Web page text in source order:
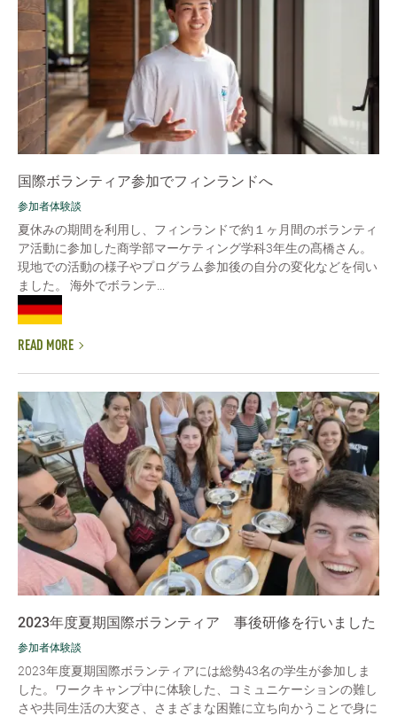
国際ボランティア参加でフィンランドへ
参加者体験談
夏休みの期間を利用し、フィンランドで約１ヶ月間のボランティ
ア活動に参加した商学部マーケティング学科3年生の髙橋さん。
現地での活動の様子やプログラム参加後の自分の変化などを伺い
ました。 海外でボランテ...
READ MORE
2023年度夏期国際ボランティア 事後研修を行いました
参加者体験談
2023年度夏期国際ボランティアには総勢43名の学生が参加しま
した。ワークキャンプ中に体験した、コミュニケーションの難し
さや共同生活の大変さ、さまざまな困難に立ち向かうことで身に